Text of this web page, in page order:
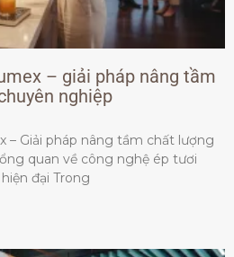
– giải pháp nâng tầm
nghiệp
– Giải pháp nâng tầm chất lượng
quan về công nghệ ép tươi
đại Trong